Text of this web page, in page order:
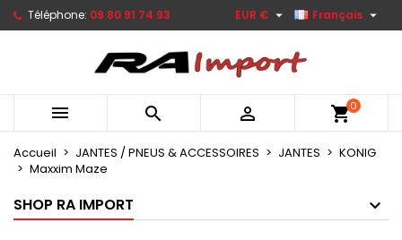
Téléphone: 09 80 91 74 93 Français 
EUR € 
   shopping_cart0
Accueil JANTES / PNEUS & ACCESSOIRES JANTES
KONIG
Maxxim Maze
SHOP RA IMPORT